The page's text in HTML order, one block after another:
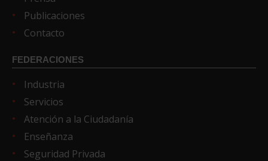
Publicaciones
Contacto
FEDERACIONES
Industria
Servicios
Atención a la Ciudadanía
Enseñanza
Seguridad Privada